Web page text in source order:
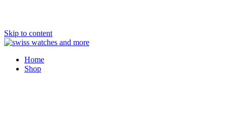
Skip to content
Swiss Watches and More
Home
Shop